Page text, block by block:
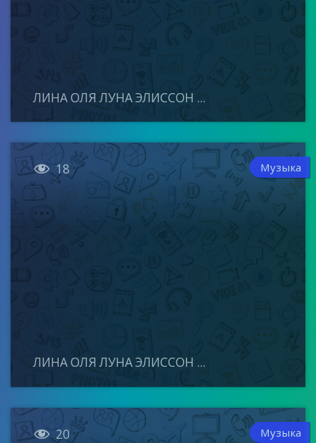
ЛИНА ОЛЯ ЛУНА ЭЛИССОН ...
 18 Музыка
ЛИНА ОЛЯ ЛУНА ЭЛИССОН ...
 20 Музыка